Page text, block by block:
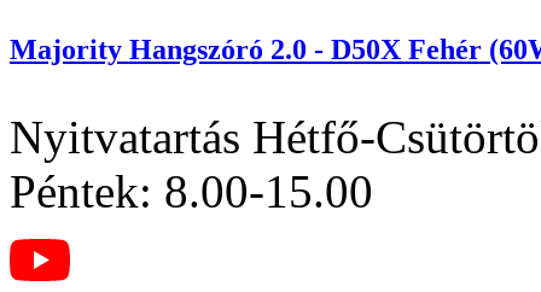
Majority Hangszóró 2.0 - D50X Fehér
Nyitvatartás Hétfő-
Péntek: 8.00-15.00